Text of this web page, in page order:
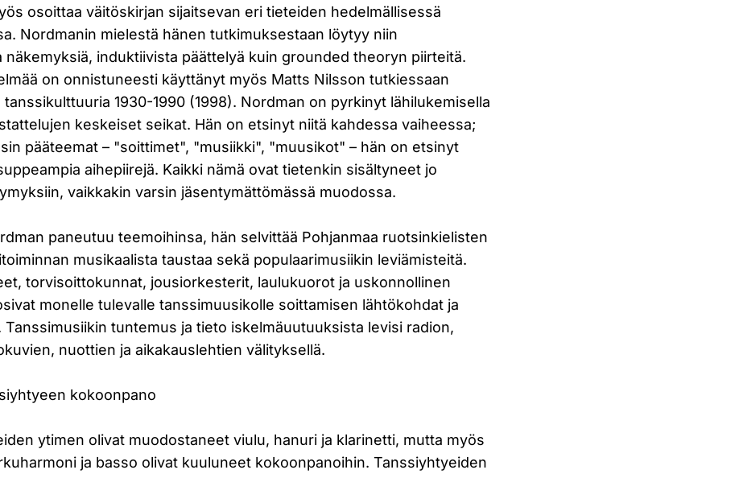
osoittaa väitöskirjan sijaitsevan eri tieteiden hedelmällisessä
Nordmanin mielestä hänen tutkimuksestaan löytyy niin
näkemyksiä, induktiivista päättelyä kuin grounded theoryn piirteitä.
on onnistuneesti käyttänyt myös Matts Nilsson tutkiessaan
1930-1990 (1998). Nordman on pyrkinyt lähilukemisella
keskeiset seikat. Hän on etsinyt niitä kahdessa vaiheessa;
pääteemat – "soittimet", "musiikki", "muusikot" – hän on etsinyt
aihepiirejä. Kaikki nämä ovat tietenkin sisältyneet jo
vaikkakin varsin jäsentymättömässä muodossa.
paneutuu teemoihinsa, hän selvittää Pohjanmaa ruotsinkielisten
musikaalista taustaa sekä populaarimusiikin leviämisteitä.
torvisoittokunnat, jousiorkesterit, laulukuorot ja uskonnollinen
monelle tulevalle tanssimuusikolle soittamisen lähtökohdat ja
tuntemus ja tieto iskelmäuutuuksista levisi radion,
nuottien ja aikakauslehtien välityksellä.
kokoonpano
ytimen olivat muodostaneet viulu, hanuri ja klarinetti, mutta myös
ja basso olivat kuuluneet kokoonpanoihin. Tanssiyhtyeiden